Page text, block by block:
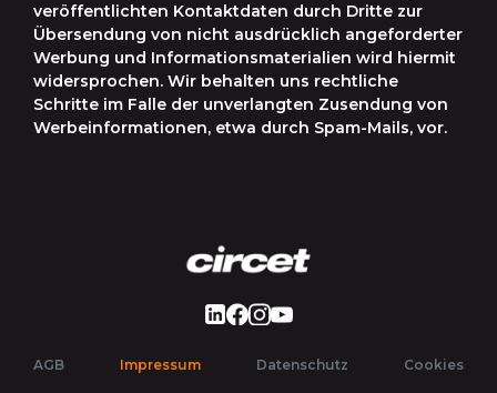
veröffentlichten Kontaktdaten durch Dritte zur
Übersendung von nicht ausdrücklich angeforderter
Werbung und Informationsmaterialien wird hiermit
widersprochen. Wir behalten uns rechtliche
Schritte im Falle der unverlangten Zusendung von
Werbeinformationen, etwa durch Spam-Mails, vor.
LinkedIn
Facebook
Instagram
Youtube
AGB Impressum(current page)Datenschutz Cookies